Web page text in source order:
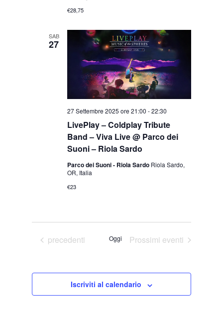
€28,75
SAB
27
LivePlay – Coldplay Tribute
Band – Viva Live @ Parco dei
Suoni – Riola Sardo
27 Settembre 2025 ore 21:00 -22:30
Parco dei Suoni - Riola Sardo Riola Sardo,
OR, Italia
€23
Eventi
precedenti Oggi Prossimi eventi
Iscriviti al calendario